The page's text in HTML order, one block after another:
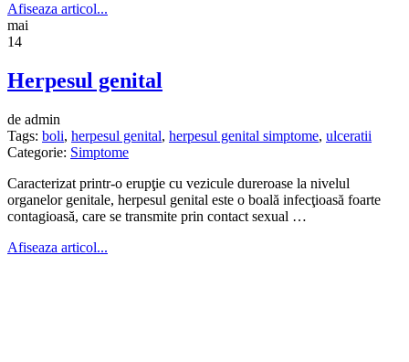
Afiseaza articol...
mai
14
Herpesul genital
de admin
Tags: boli, herpesul genital, herpesul genital simptome, ulceratii
Categorie: Simptome
Caracterizat printr-o erupţie cu vezicule dureroase la nivelul
organelor genitale, herpesul genital este o boală infecţioasă foarte
conta­gioasă, care se transmite prin contact sexual …
Afiseaza articol...